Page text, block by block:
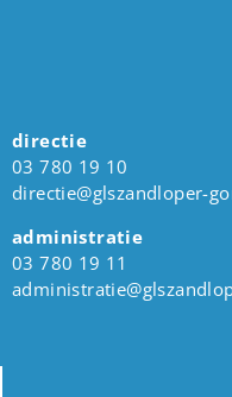
directie
03 780 19 10
directie@glszandloper-
administratie
03 780 19 11